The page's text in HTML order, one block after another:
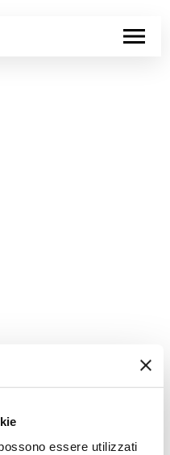
essere utilizzati
5120